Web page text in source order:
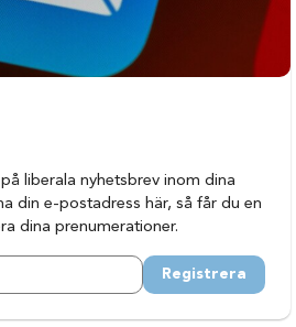
liberala nyhetsbrev inom dina
din e-postadress här, så får du en
dina prenumerationer.
Registrera